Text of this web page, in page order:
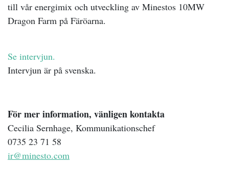
till vår energimix och utveckling av Minestos 10MW
Dragon Farm på Färöarna.
Se intervjun.
Intervjun är på svenska.
För mer information, vänligen kontakta
Cecilia Sernhage, Kommunikationschef
0735 23 71 58
ir@minesto.com